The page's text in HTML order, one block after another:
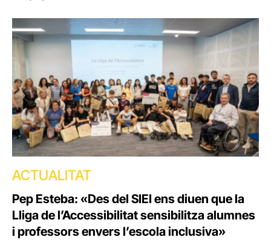
ACTUALITAT
Pep Esteba: «Des del SIEI ens diuen que la
Lliga de l’Accessibilitat sensibilitza alumnes
i professors envers l’escola inclusiva»